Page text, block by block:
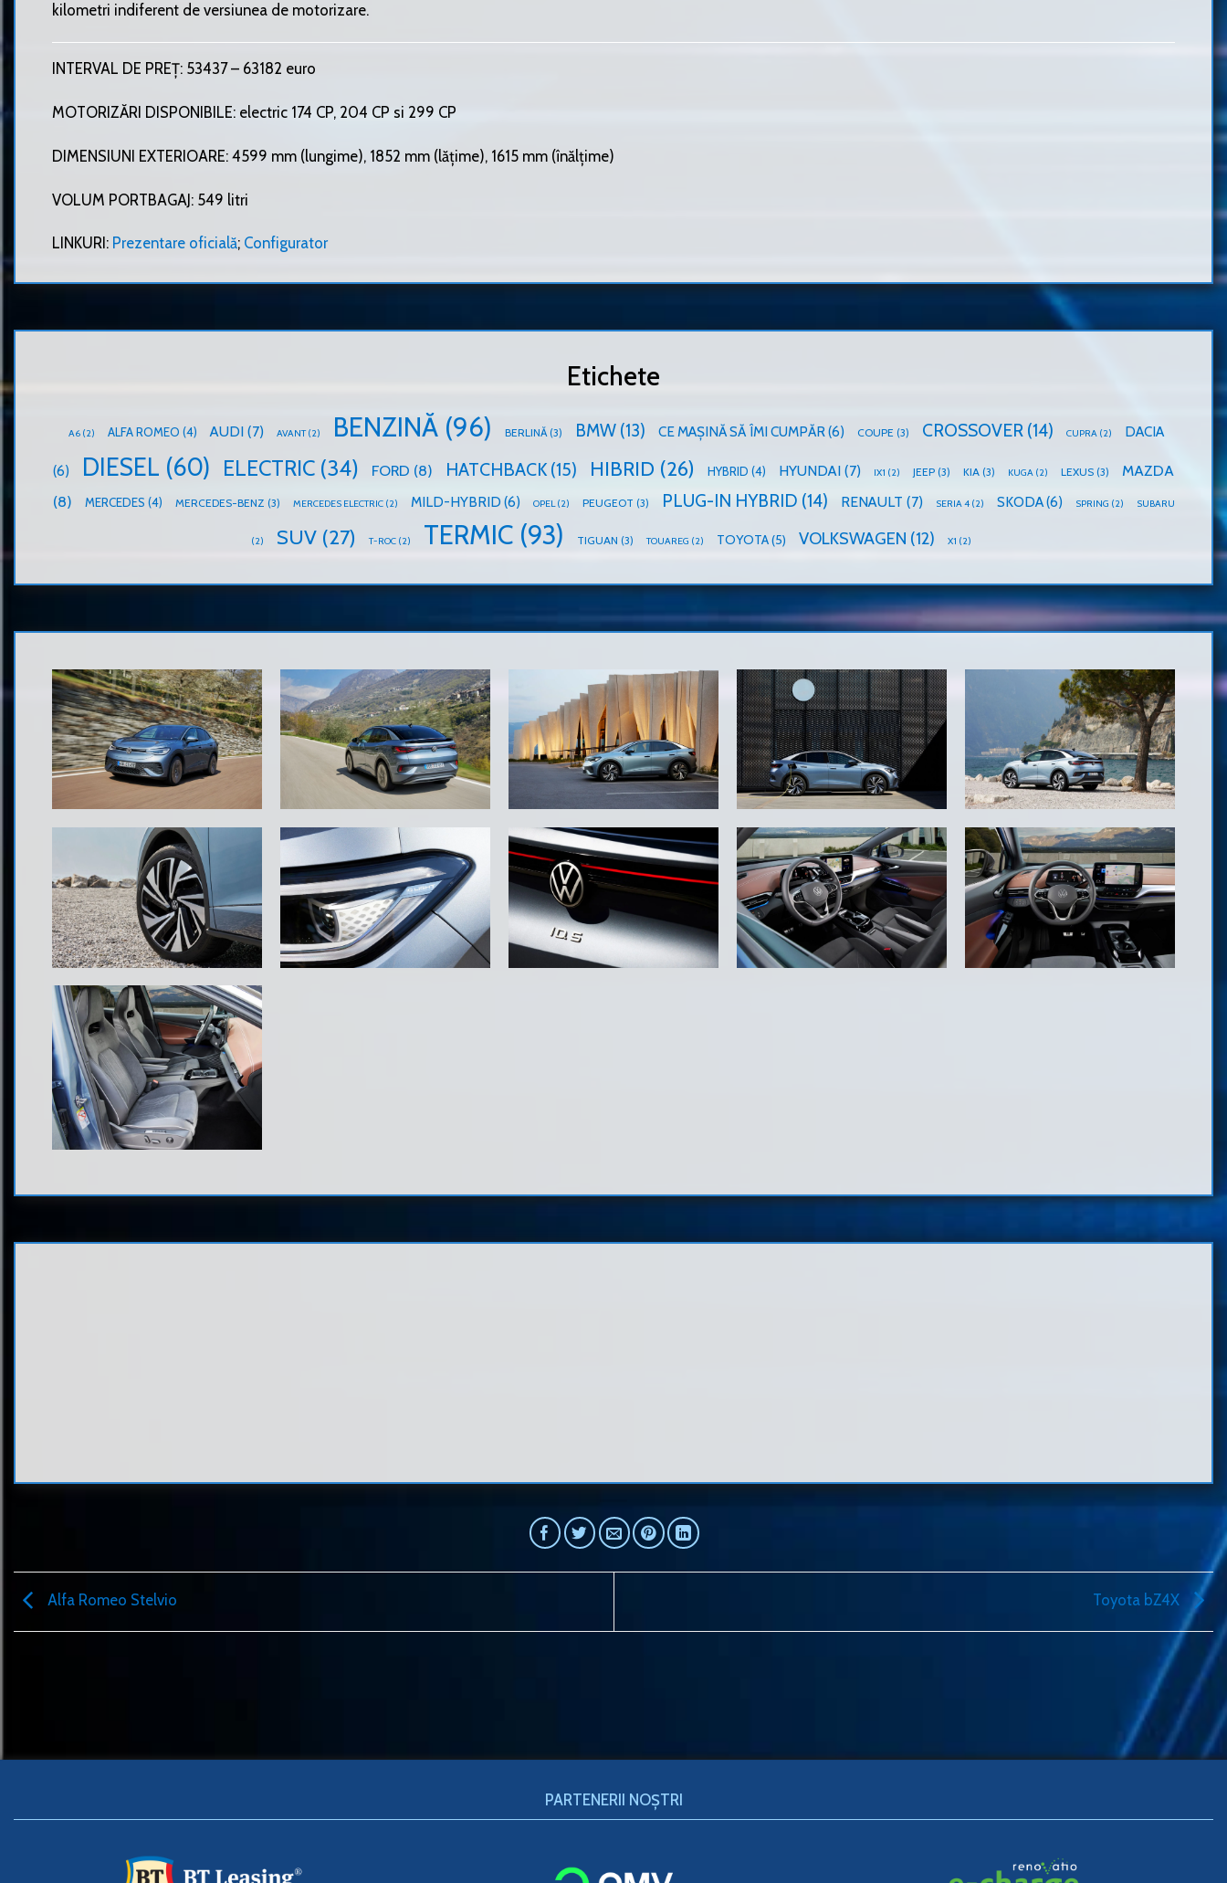
kilometri indiferent de versiunea de motorizare.
INTERVAL DE PREȚ: 53437 – 63182 euro
MOTORIZĂRI DISPONIBILE: electric 174 CP, 204 CP si 299 CP
DIMENSIUNI EXTERIOARE: 4599 mm (lungime), 1852 mm (lățime), 1615 mm (înălțime)
VOLUM PORTBAGAJ: 549 litri
LINKURI: Prezentare oficială; Configurator
Etichete
A6(2) ALFA ROMEO (4) AUDI(7) AVANT(2) BENZINĂ(96) BERLINĂ(3) BMW(13) CE MAȘINĂ SĂ ÎMI CUMPĂR (6) COUPE (3) CROSSOVER (14) CUPRA(2) DACIA
(6) DIESEL (60) ELECTRIC (34) FORD (8) HATCHBACK (15) HIBRID (26) HYBRID (4) HYUNDAI (7) IX1 (2) JEEP (3) KIA (3) KUGA (2) LEXUS (3)
MAZDA
(8)
MERCEDES (4) MERCEDES-BENZ (3) MERCEDES ELECTRIC(2) MILD-HYBRID (6) OPEL(2) PEUGEOT (3) PLUG-IN HYBRID (14) RENAULT (7) SERIA 4(2) SKODA(6) SPRING (2) SUBARU
(2) SUV (27) T-ROC (2) TERMIC (93) TIGUAN (3) TOUAREG (2) TOYOTA(5) VOLKSWAGEN (12) X1 (2)
Alfa Romeo Stelvio Toyota bZ4X
PARTENERII NOȘTRI